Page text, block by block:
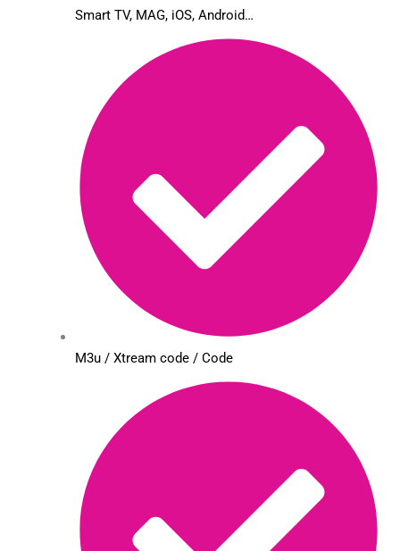
Smart TV, MAG, iOS, Android…
M3u / Xtream code / Code